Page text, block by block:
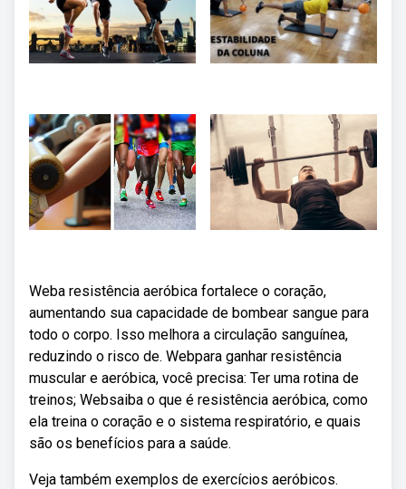
Weba resistência aeróbica fortalece o coração,
aumentando sua capacidade de bombear sangue para
todo o corpo. Isso melhora a circulação sanguínea,
reduzindo o risco de. Webpara ganhar resistência
muscular e aeróbica, você precisa: Ter uma rotina de
treinos; Websaiba o que é resistência aeróbica, como
ela treina o coração e o sistema respiratório, e quais
são os benefícios para a saúde.
Veja também exemplos de exercícios aeróbicos.